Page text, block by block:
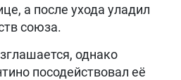
а после ухода уладил
союза.
однако
посодействовал её